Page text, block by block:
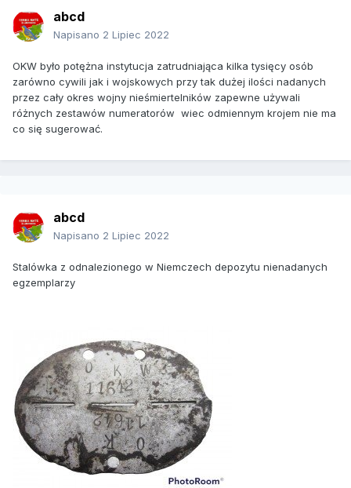
abcd
Napisano 2 Lipiec 2022
OKW było potężna instytucja zatrudniająca kilka tysięcy osób
zarówno cywili jak i wojskowych przy tak dużej ilości nadanych
przez cały okres wojny nieśmiertelników zapewne używali
różnych zestawów numeratorów wiec odmiennym krojem nie ma
co się sugerować.
abcd
Napisano 2 Lipiec 2022
Stalówka z odnalezionego w Niemczech depozytu nienadanych
egzemplarzy